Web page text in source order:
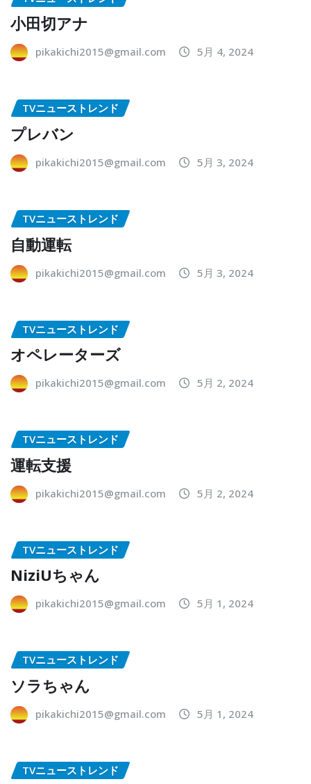
小田切アナ
pikakichi2015@gmail.com 5月 4, 2024
TVニューストレンド
プレバン
pikakichi2015@gmail.com 5月 3, 2024
TVニューストレンド
自動運転
pikakichi2015@gmail.com 5月 3, 2024
TVニューストレンド
オペレーターズ
pikakichi2015@gmail.com 5月 2, 2024
TVニューストレンド
運転支援
pikakichi2015@gmail.com 5月 2, 2024
TVニューストレンド
NiziUちゃん
pikakichi2015@gmail.com 5月 1, 2024
TVニューストレンド
ソラちゃん
pikakichi2015@gmail.com 5月 1, 2024
TVニューストレンド